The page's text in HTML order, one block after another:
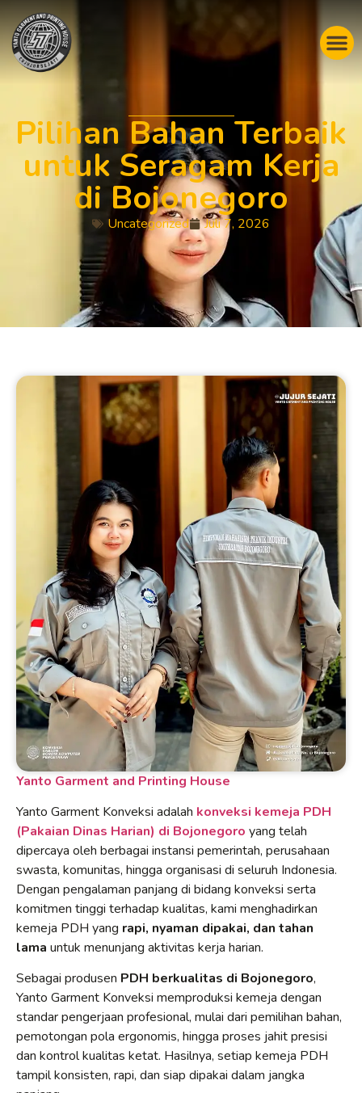
Pilihan Bahan Terbaik
untuk Seragam Kerja
di Bojonegoro
Uncategorized Juli 7, 2026
Yanto Garment and Printing House
Yanto Garment Konveksi adalah konveksi kemeja PDH
(Pakaian Dinas Harian) di Bojonegoro yang telah
dipercaya oleh berbagai instansi pemerintah, perusahaan
swasta, komunitas, hingga organisasi di seluruh Indonesia.
Dengan pengalaman panjang di bidang konveksi serta
komitmen tinggi terhadap kualitas, kami menghadirkan
kemeja PDH yang rapi, nyaman dipakai, dan tahan
lama untuk menunjang aktivitas kerja harian.
Sebagai produsen PDH berkualitas di Bojonegoro,
Yanto Garment Konveksi memproduksi kemeja dengan
standar pengerjaan profesional, mulai dari pemilihan bahan,
pemotongan pola ergonomis, hingga proses jahit presisi
dan kontrol kualitas ketat. Hasilnya, setiap kemeja PDH
tampil konsisten, rapi, dan siap dipakai dalam jangka